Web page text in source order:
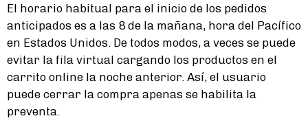
El horario habitual para el inicio de los pedidos
anticipados es a las 8 de la mañana, hora del Pacífico
en Estados Unidos. De todos modos, a veces se puede
evitar la fila virtual cargando los productos en el
carrito online la noche anterior. Así, el usuario
puede cerrar la compra apenas se habilita la
preventa.